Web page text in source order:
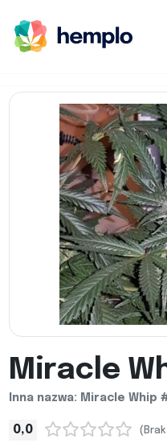
Miracle
Inna nazwa: Miracle Whip
0,0